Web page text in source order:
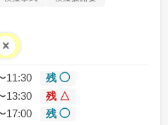
11:30
残 ◯
13:30
残 △
17:00
残 ◯